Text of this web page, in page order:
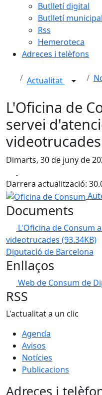
Butlletí digital
Butlletí municipal
Rss
Hemeroteca
Adreces i telèfons
Actualitat
L'Oficina de
servei
videotrucades
Dimarts, 30 de juny de
Darrera actualització:
Oficina de Consum
Documents
L'Oficina de Consum
videotrucades (93.34KB)
Diputació de Barcelona
Enllaços
Web de Consum de
RSS
L'actualitat a un clic
Agenda
Avisos
Notícies
Publicacions
Adreces i